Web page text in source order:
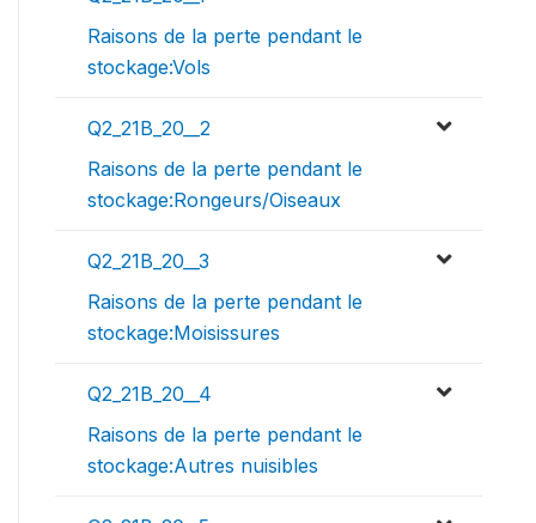
Raisons de la perte pendant le
stockage:Vols
Q2_21B_20__2
Raisons de la perte pendant le
stockage:Rongeurs/Oiseaux
Q2_21B_20__3
Raisons de la perte pendant le
stockage:Moisissures
Q2_21B_20__4
Raisons de la perte pendant le
stockage:Autres nuisibles